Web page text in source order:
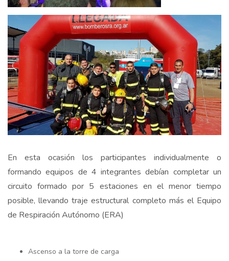
En esta ocasión los participantes individualmente o
formando equipos de 4 integrantes debían completar un
circuito formado por 5 estaciones en el menor tiempo
posible, llevando traje estructural completo más el Equipo
de Respiración Autónomo (ERA)
Ascenso a la torre de carga